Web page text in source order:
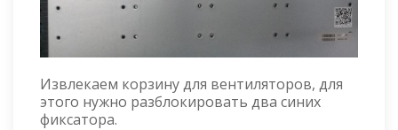
Извлекаем корзину для вентиляторов, для
этого нужно разблокировать два синих
фиксатора.